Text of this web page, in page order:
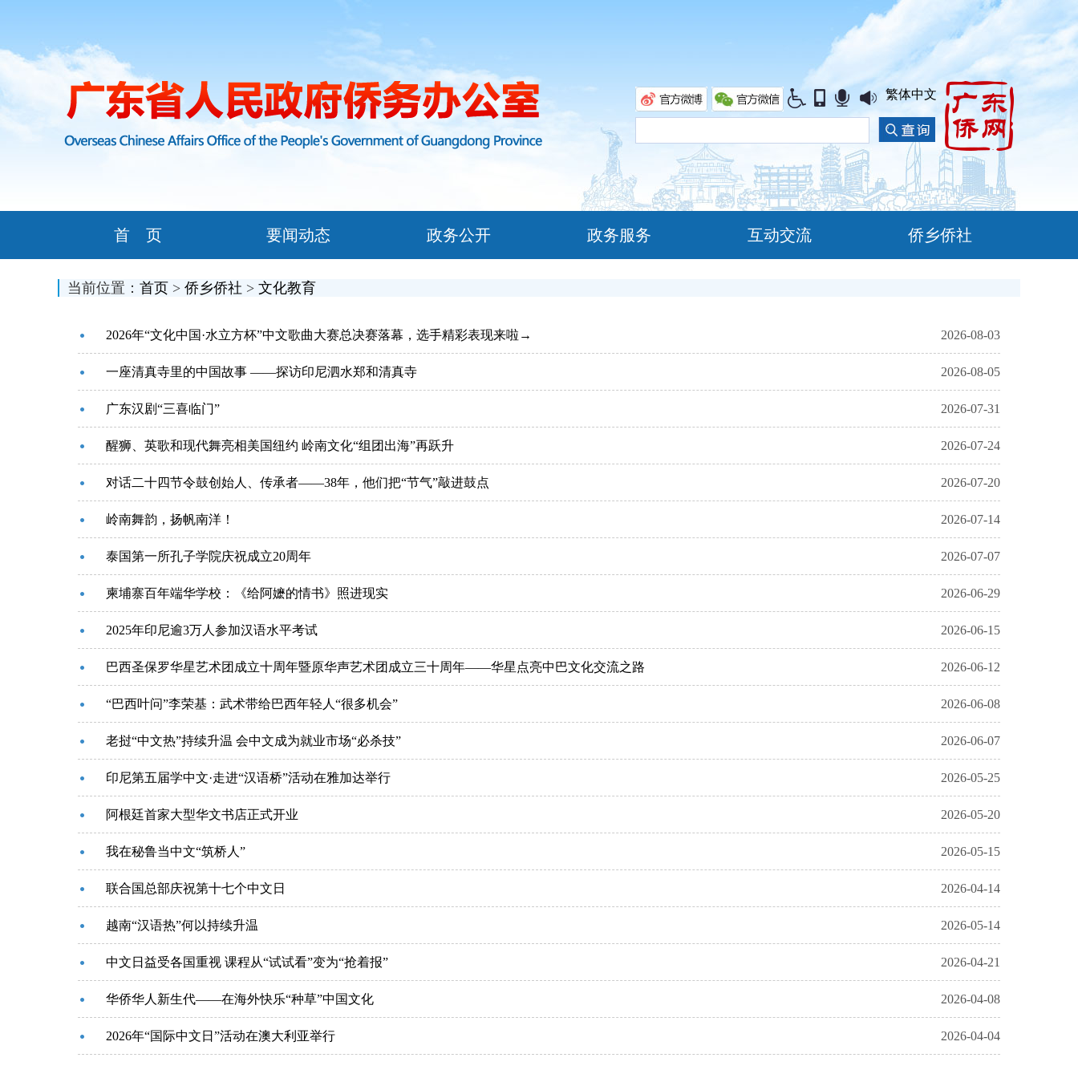
繁体中文
首 页 要闻动态 政务公开 政务服务 互动交流 侨乡侨社
当前位置： 首页 > 侨乡侨社 > 文化教育
2026年“文化中国·水立方杯”中文歌曲大赛总决赛落幕，选手精彩表现来啦→ 2026-08-03
一座清真寺里的中国故事 ——探访印尼泗水郑和清真寺 2026-08-05
广东汉剧“三喜临门” 2026-07-31
醒狮、英歌和现代舞亮相美国纽约 岭南文化“组团出海”再跃升 2026-07-24
对话二十四节令鼓创始人、传承者——38年，他们把“节气”敲进鼓点 2026-07-20
岭南舞韵，扬帆南洋！ 2026-07-14
泰国第一所孔子学院庆祝成立20周年 2026-07-07
柬埔寨百年端华学校：《给阿嬷的情书》照进现实 2026-06-29
2025年印尼逾3万人参加汉语水平考试 2026-06-15
巴西圣保罗华星艺术团成立十周年暨原华声艺术团成立三十周年——华星点亮中巴文化交流之路 2026-06-12
“巴西叶问”李荣基：武术带给巴西年轻人“很多机会” 2026-06-08
老挝“中文热”持续升温 会中文成为就业市场“必杀技” 2026-06-07
印尼第五届学中文·走进“汉语桥”活动在雅加达举行 2026-05-25
阿根廷首家大型华文书店正式开业 2026-05-20
我在秘鲁当中文“筑桥人” 2026-05-15
联合国总部庆祝第十七个中文日 2026-04-14
越南“汉语热”何以持续升温 2026-05-14
中文日益受各国重视 课程从“试试看”变为“抢着报” 2026-04-21
华侨华人新生代——在海外快乐“种草”中国文化 2026-04-08
2026年“国际中文日”活动在澳大利亚举行 2026-04-04